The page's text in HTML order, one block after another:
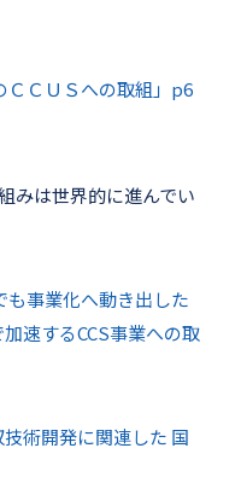
ＣＣＵＳへの取組」p6
みは世界的に進んでい
事業化へ動き出した
速するCCS事業への取
術開発に関連した 国